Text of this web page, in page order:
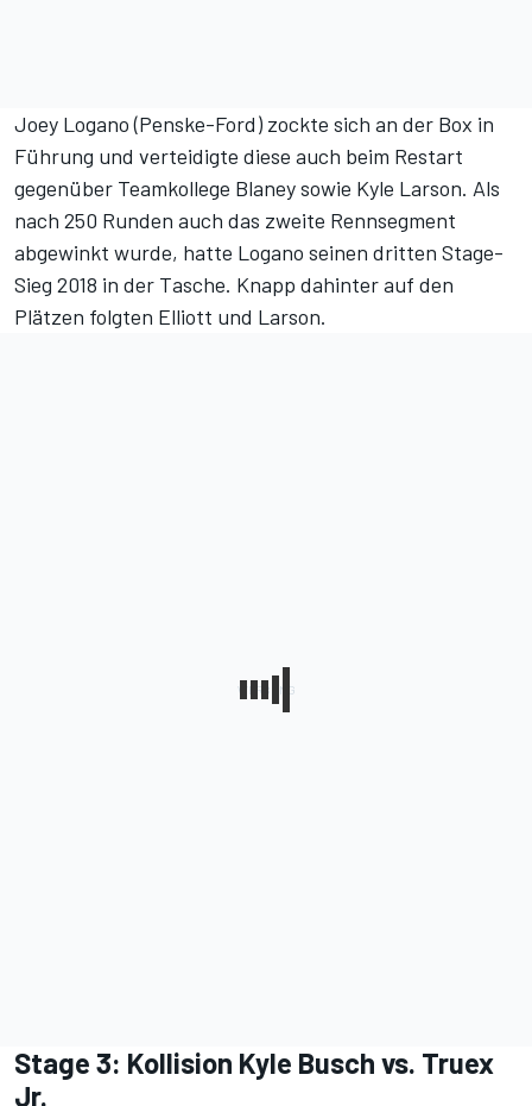
Joey Logano (Penske-Ford) zockte sich an der Box in
Führung und verteidigte diese auch beim Restart
gegenüber Teamkollege Blaney sowie Kyle Larson. Als
nach 250 Runden auch das zweite Rennsegment
abgewinkt wurde, hatte Logano seinen dritten Stage-
Sieg 2018 in der Tasche. Knapp dahinter auf den
Plätzen folgten Elliott und Larson.
Stage 3: Kollision Kyle Busch vs. Truex
Jr.